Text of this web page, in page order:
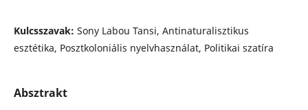
Kulcsszavak: Sony Labou Tansi, Antinaturalisztikus
esztétika, Posztkoloniális nyelvhasználat, Politikai szatíra
Absztrakt